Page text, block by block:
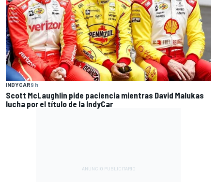
INDYCAR9 h
Scott McLaughlin pide paciencia mientras David Malukas
lucha por el título de la IndyCar